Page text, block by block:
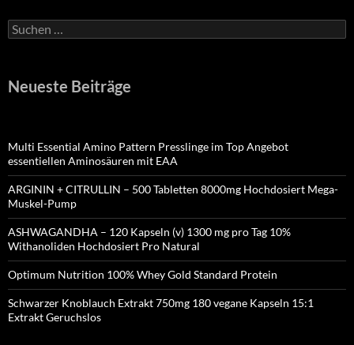
Suchen
nach:
Neueste Beiträge
Multi Essential Amino Pattern Presslinge im Top Angebot
essentiellen Aminosäuren mit EAA
ARGININ + CITRULLIN – 500 Tabletten 8000mg Hochdosiert Mega-
Muskel-Pump
ASHWAGANDHA – 120 Kapseln (v) 1300 mg pro Tag 10%
Withanoliden Hochdosiert Pro Natural
Optimum Nutrition 100% Whey Gold Standard Protein
Schwarzer Knoblauch Extrakt 750mg 180 vegane Kapseln 15:1
Extrakt Geruchslos